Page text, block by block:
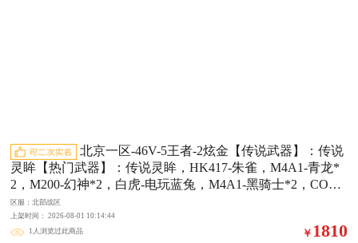
北京一区-46V-5王者-2炫金【传说武器】：传说
灵眸【热门武器】：传说灵眸，HK417-朱雀，M4A1-青龙*
2，M200-幻神*2，白虎-电玩蓝兔，M4A1-黑骑士*2，COP 3
57-幻灵，沙鹰-修罗*2【王者炫金武器】：炫金火麒麟，炫
金毁灭【音效卡】：屠龙-动感闪耀 音效卡，M4A1-黑骑士
音效卡，Barrett-极光音效卡【稀有皮肤】：M200-幻神-黄忠
区服：北部战区
上架时间： 2026-08-01 10:14:44
1人浏览过此商品
￥ 1810